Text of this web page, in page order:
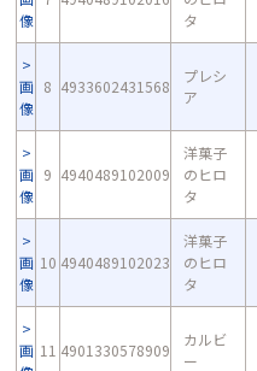
像
タ
画
像
8 4933602431568
プレシ
ア
画
像
9 4940489102009
洋菓子
のヒロ
タ
画
像
10 4940489102023
洋菓子
のヒロ
タ
画 11 4901330578909
カルビ
ー